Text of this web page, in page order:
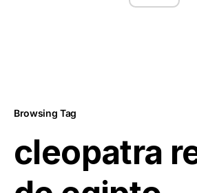
Browsing Tag
cleopatra